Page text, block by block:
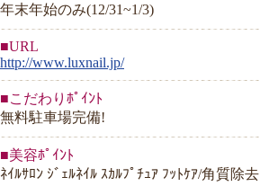
年末年始のみ(12/31~1/3)
■URL
http://www.luxnail.jp/
■こだわりﾎﾟｲﾝﾄ
無料駐車場完備!
■美容ﾎﾟｲﾝﾄ
ﾈｲﾙｻﾛﾝ ｼﾞｪﾙﾈｲﾙ ｽｶﾙﾌﾟﾁｭｱ ﾌｯﾄｹｱ/角質除去